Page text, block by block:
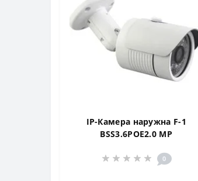
IP-Камера наружна F-1
BSS3.6POE2.0 MP
0